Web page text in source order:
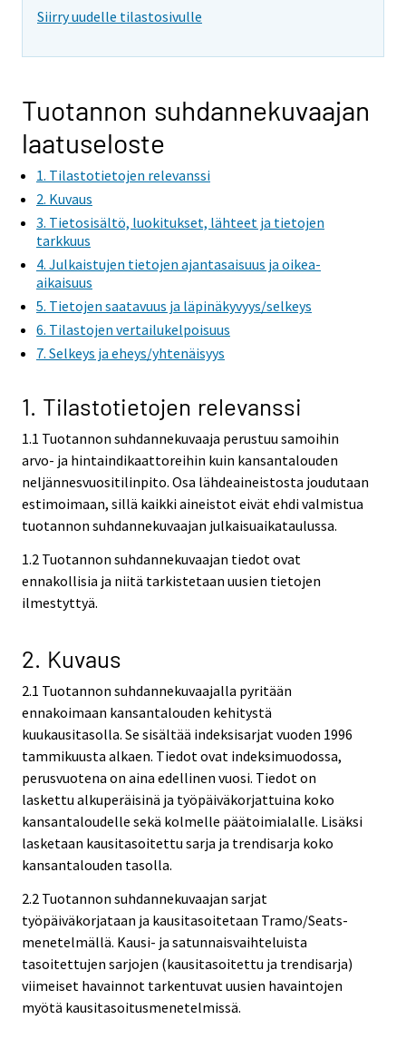
Siirry uudelle tilastosivulle
Tuotannon suhdannekuvaajan
laatuseloste
1. Tilastotietojen relevanssi
2. Kuvaus
3. Tietosisältö, luokitukset, lähteet ja tietojen
tarkkuus
4. Julkaistujen tietojen ajantasaisuus ja oikea-
aikaisuus
5. Tietojen saatavuus ja läpinäkyvyys/selkeys
6. Tilastojen vertailukelpoisuus
7. Selkeys ja eheys/yhtenäisyys
1. Tilastotietojen relevanssi
1.1 Tuotannon suhdannekuvaaja perustuu samoihin
arvo- ja hintaindikaattoreihin kuin kansantalouden
neljännesvuositilinpito. Osa lähdeaineistosta joudutaan
estimoimaan, sillä kaikki aineistot eivät ehdi valmistua
tuotannon suhdannekuvaajan julkaisuaikataulussa.
1.2 Tuotannon suhdannekuvaajan tiedot ovat
ennakollisia ja niitä tarkistetaan uusien tietojen
ilmestyttyä.
2. Kuvaus
2.1 Tuotannon suhdannekuvaajalla pyritään
ennakoimaan kansantalouden kehitystä
kuukausitasolla. Se sisältää indeksisarjat vuoden 1996
tammikuusta alkaen. Tiedot ovat indeksimuodossa,
perusvuotena on aina edellinen vuosi. Tiedot on
laskettu alkuperäisinä ja työpäiväkorjattuina koko
kansantaloudelle sekä kolmelle päätoimialalle. Lisäksi
lasketaan kausitasoitettu sarja ja trendisarja koko
kansantalouden tasolla.
2.2 Tuotannon suhdannekuvaajan sarjat
työpäiväkorjataan ja kausitasoitetaan Tramo/Seats-
menetelmällä. Kausi- ja satunnaisvaihteluista
tasoitettujen sarjojen (kausitasoitettu ja trendisarja)
viimeiset havainnot tarkentuvat uusien havaintojen
myötä kausitasoitusmenetelmissä.